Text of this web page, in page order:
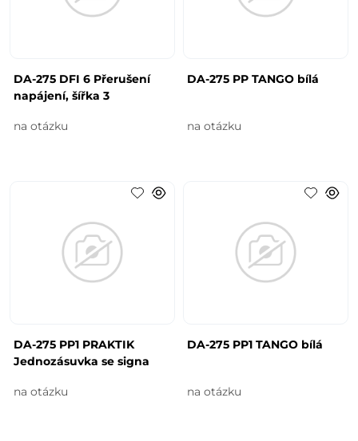
DA-275 DFI 6 Přerušení
napájení, šířka 3
na otázku
DA-275 PP TANGO bílá
na otázku
DA-275 PP1 PRAKTIK
Jednozásuvka se signa
na otázku
DA-275 PP1 TANGO bílá
na otázku